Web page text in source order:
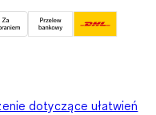
dotyczące ułatwień